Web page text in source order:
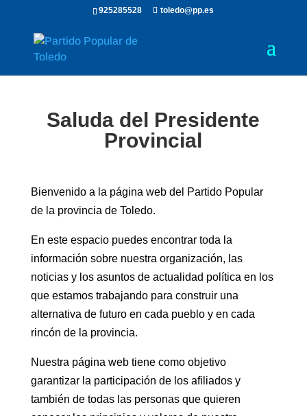
925285528 toledo@pp.es
Saluda del Presidente
Provincial
Bienvenido a la página web del Partido Popular
de la provincia de Toledo.
En este espacio puedes encontrar toda la
información sobre nuestra organización, las
noticias y los asuntos de actualidad política en los
que estamos trabajando para construir una
alternativa de futuro en cada pueblo y en cada
rincón de la provincia.
Nuestra página web tiene como objetivo
garantizar la participación de los afiliados y
también de todas las personas que quieren